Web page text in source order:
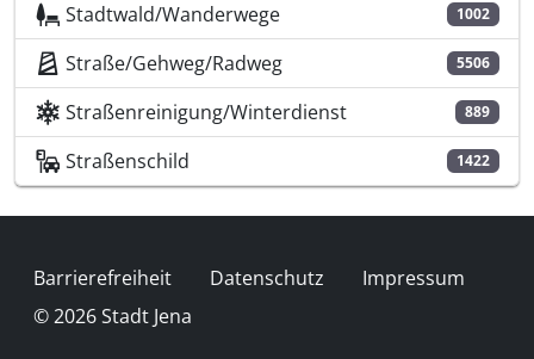
Stadtwald/Wanderwege 1002
Straße/Gehweg/Radweg 5506
Straßenreinigung/Winterdienst 889
Straßenschild 1422
Fußzeile
Barrierefreiheit Datenschutz
Impressum
© 2026 Stadt Jena